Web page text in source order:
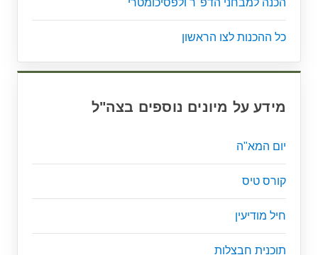
הכנה למבחני הדפ"ר ולפסיכומטרי
כל ההכנות לצו הראשון
מידע על מיונים נוספים בצה"ל
יום המא"ה
קורס טיס
חיל מודיעין
תוכנית חבצלות